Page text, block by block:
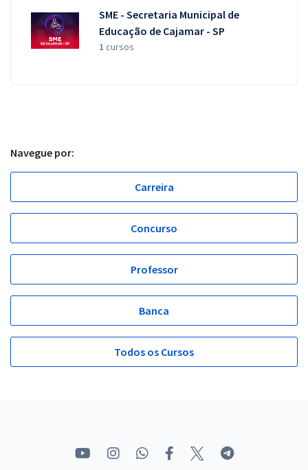
SME - Secretaria Municipal de
Educação de Cajamar - SP
1 cursos
Navegue por:
Carreira
Concurso
Professor
Banca
Todos os Cursos